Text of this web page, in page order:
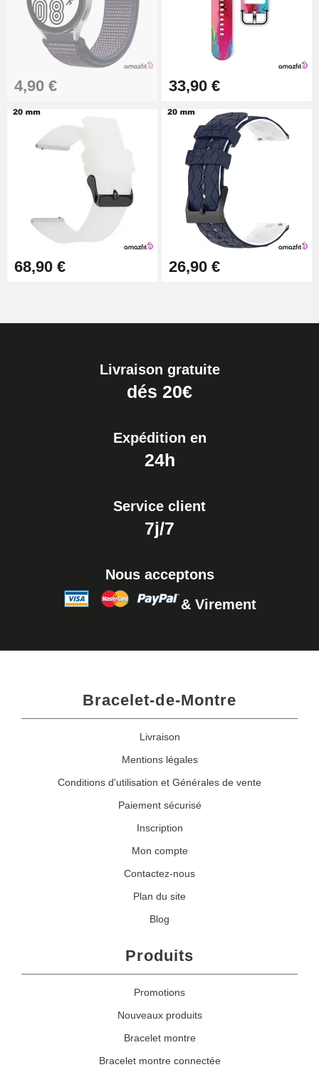
Extracteur de Bracelet de
Montre Facile
17,90 €
4,90 € 33,90 €
68,90 € 26,90 €
Livraison gratuite
dés 20€
Expédition en
24h
Service client
7j/7
Nous acceptons
& Virement
Bracelet-de-Montre
Livraison
Mentions légales
Conditions d'utilisation et Générales de vente
Paiement sécurisé
Inscription
Mon compte
Contactez-nous
Plan du site
Blog
Produits
Promotions
Nouveaux produits
Bracelet montre
Bracelet montre connectée